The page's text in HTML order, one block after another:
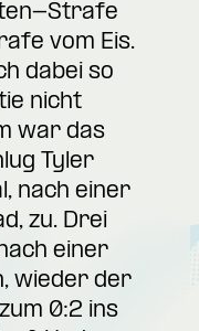
Strafe
vom Eis.
dabei so
nicht
war das
Tyler
nach einer
zu. Drei
einer
wieder der
0:2 ins